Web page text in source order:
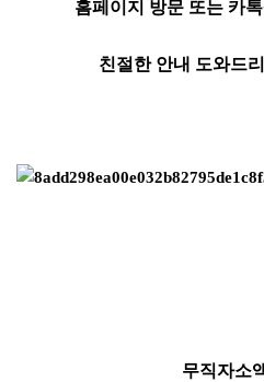
홈페이지 방문 또는 카
친절한 안내 도와드
무직자소